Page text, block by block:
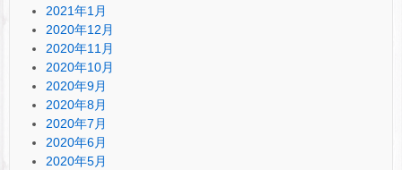
2021年1月
2020年12月
2020年11月
2020年10月
2020年9月
2020年8月
2020年7月
2020年6月
2020年5月